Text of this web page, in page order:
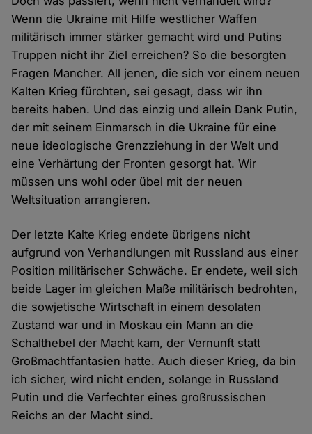
Wenn die Ukraine mit Hilfe westlicher Waffen
militärisch immer stärker gemacht wird und Putins
Truppen nicht ihr Ziel erreichen? So die besorgten
Fragen Mancher. All jenen, die sich vor einem neuen
Kalten Krieg fürchten, sei gesagt, dass wir ihn
bereits haben. Und das einzig und allein Dank Putin,
der mit seinem Einmarsch in die Ukraine für eine
neue ideologische Grenzziehung in der Welt und
eine Verhärtung der Fronten gesorgt hat. Wir
müssen uns wohl oder übel mit der neuen
Weltsituation arrangieren.
Der letzte Kalte Krieg endete übrigens nicht
aufgrund von Verhandlungen mit Russland aus einer
Position militärischer Schwäche. Er endete, weil sich
beide Lager im gleichen Maße militärisch bedrohten,
die sowjetische Wirtschaft in einem desolaten
Zustand war und in Moskau ein Mann an die
Schalthebel der Macht kam, der Vernunft statt
Großmachtfantasien hatte. Auch dieser Krieg, da bin
ich sicher, wird nicht enden, solange in Russland
Putin und die Verfechter eines großrussischen
Reichs an der Macht sind.